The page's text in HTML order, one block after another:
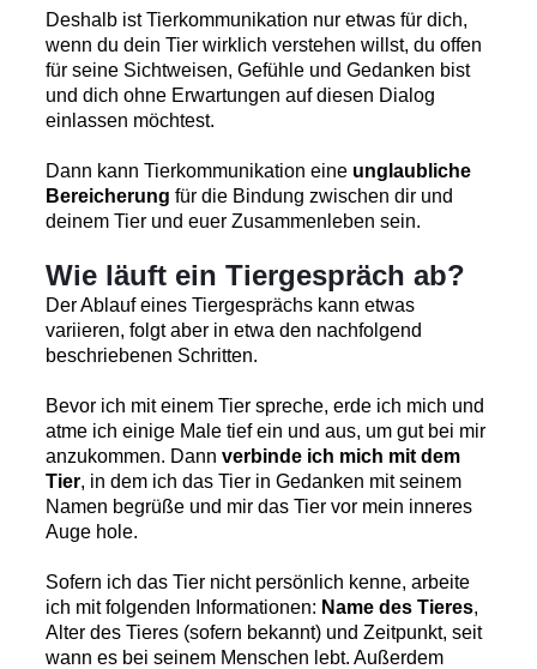
Deshalb ist Tierkommunikation nur etwas für dich,
wenn du dein Tier wirklich verstehen willst, du offen
für seine Sichtweisen, Gefühle und Gedanken bist
und dich ohne Erwartungen auf diesen Dialog
einlassen möchtest.
Dann kann Tierkommunikation eine unglaubliche
Bereicherung für die Bindung zwischen dir und
deinem Tier und euer Zusammenleben sein.
Wie läuft ein Tiergespräch ab?
Der Ablauf eines Tiergesprächs kann etwas
variieren, folgt aber in etwa den nachfolgend
beschriebenen Schritten.
Bevor ich mit einem Tier spreche, erde ich mich und
atme ich einige Male tief ein und aus, um gut bei mir
anzukommen. Dann verbinde ich mich mit dem
Tier, in dem ich das Tier in Gedanken mit seinem
Namen begrüße und mir das Tier vor mein inneres
Auge hole.
Sofern ich das Tier nicht persönlich kenne, arbeite
ich mit folgenden Informationen: Name des Tieres,
Alter des Tieres (sofern bekannt) und Zeitpunkt, seit
wann es bei seinem Menschen lebt. Außerdem